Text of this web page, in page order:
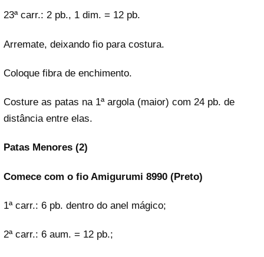
23ª carr.: 2 pb., 1 dim. = 12 pb.
Arremate, deixando fio para costura.
Coloque fibra de enchimento.
Costure as patas na 1ª argola (maior) com 24 pb. de
distância entre elas.
Patas Menores (2)
Comece com o fio Amigurumi 8990 (Preto)
1ª carr.: 6 pb. dentro do anel mágico;
2ª carr.: 6 aum. = 12 pb.;